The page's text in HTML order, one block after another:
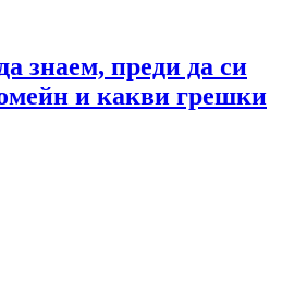
знаем, преди да си
и какви грешки